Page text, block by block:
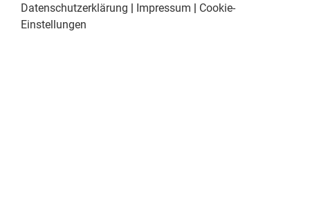
Datenschutzerklärung | Impressum | Cookie-
Einstellungen